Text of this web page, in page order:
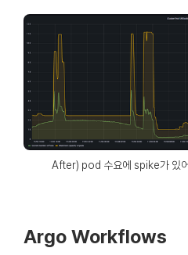
After) pod 수요에 spike가 있
Argo Workflows